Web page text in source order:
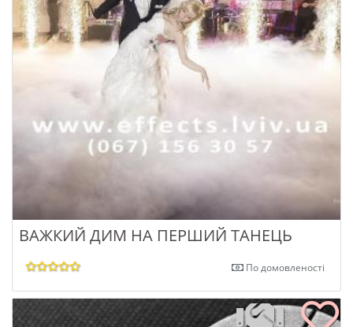
ВАЖКИЙ ДИМ НА ПЕРШИЙ ТАНЕЦЬ
По домовленості